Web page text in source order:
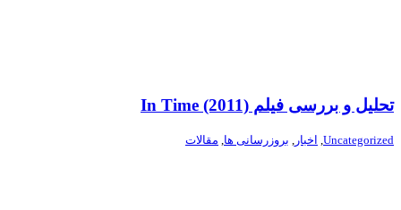
تحلیل و بررسی فیلم In Time (2011)
Uncategorized
, اخبار , بروزرسانی ها, مقالات